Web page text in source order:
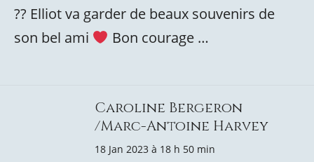
?? Elliot va garder de beaux souvenirs de
son bel ami
Bon courage …
Caroline Bergeron
/Marc-Antoine Harvey
18 Jan 2023 à 18 h 50 min